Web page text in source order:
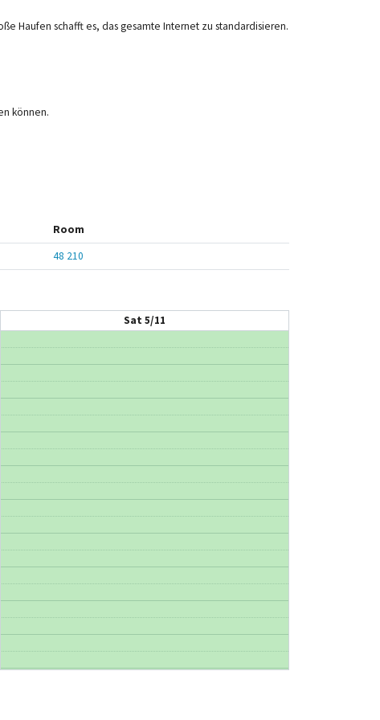
Haufen schafft es, das gesamte Internet zu standardisieren.
können.
Room
48 210
Sat 5/11